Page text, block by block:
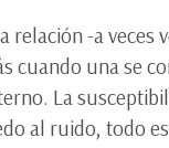
-a veces
cuando una se
La
al ruido, todo